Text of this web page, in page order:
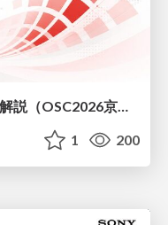
Redmine 7.0 新機能・機能強化解説（OSC2026京都ダイジェスト版）
1 200